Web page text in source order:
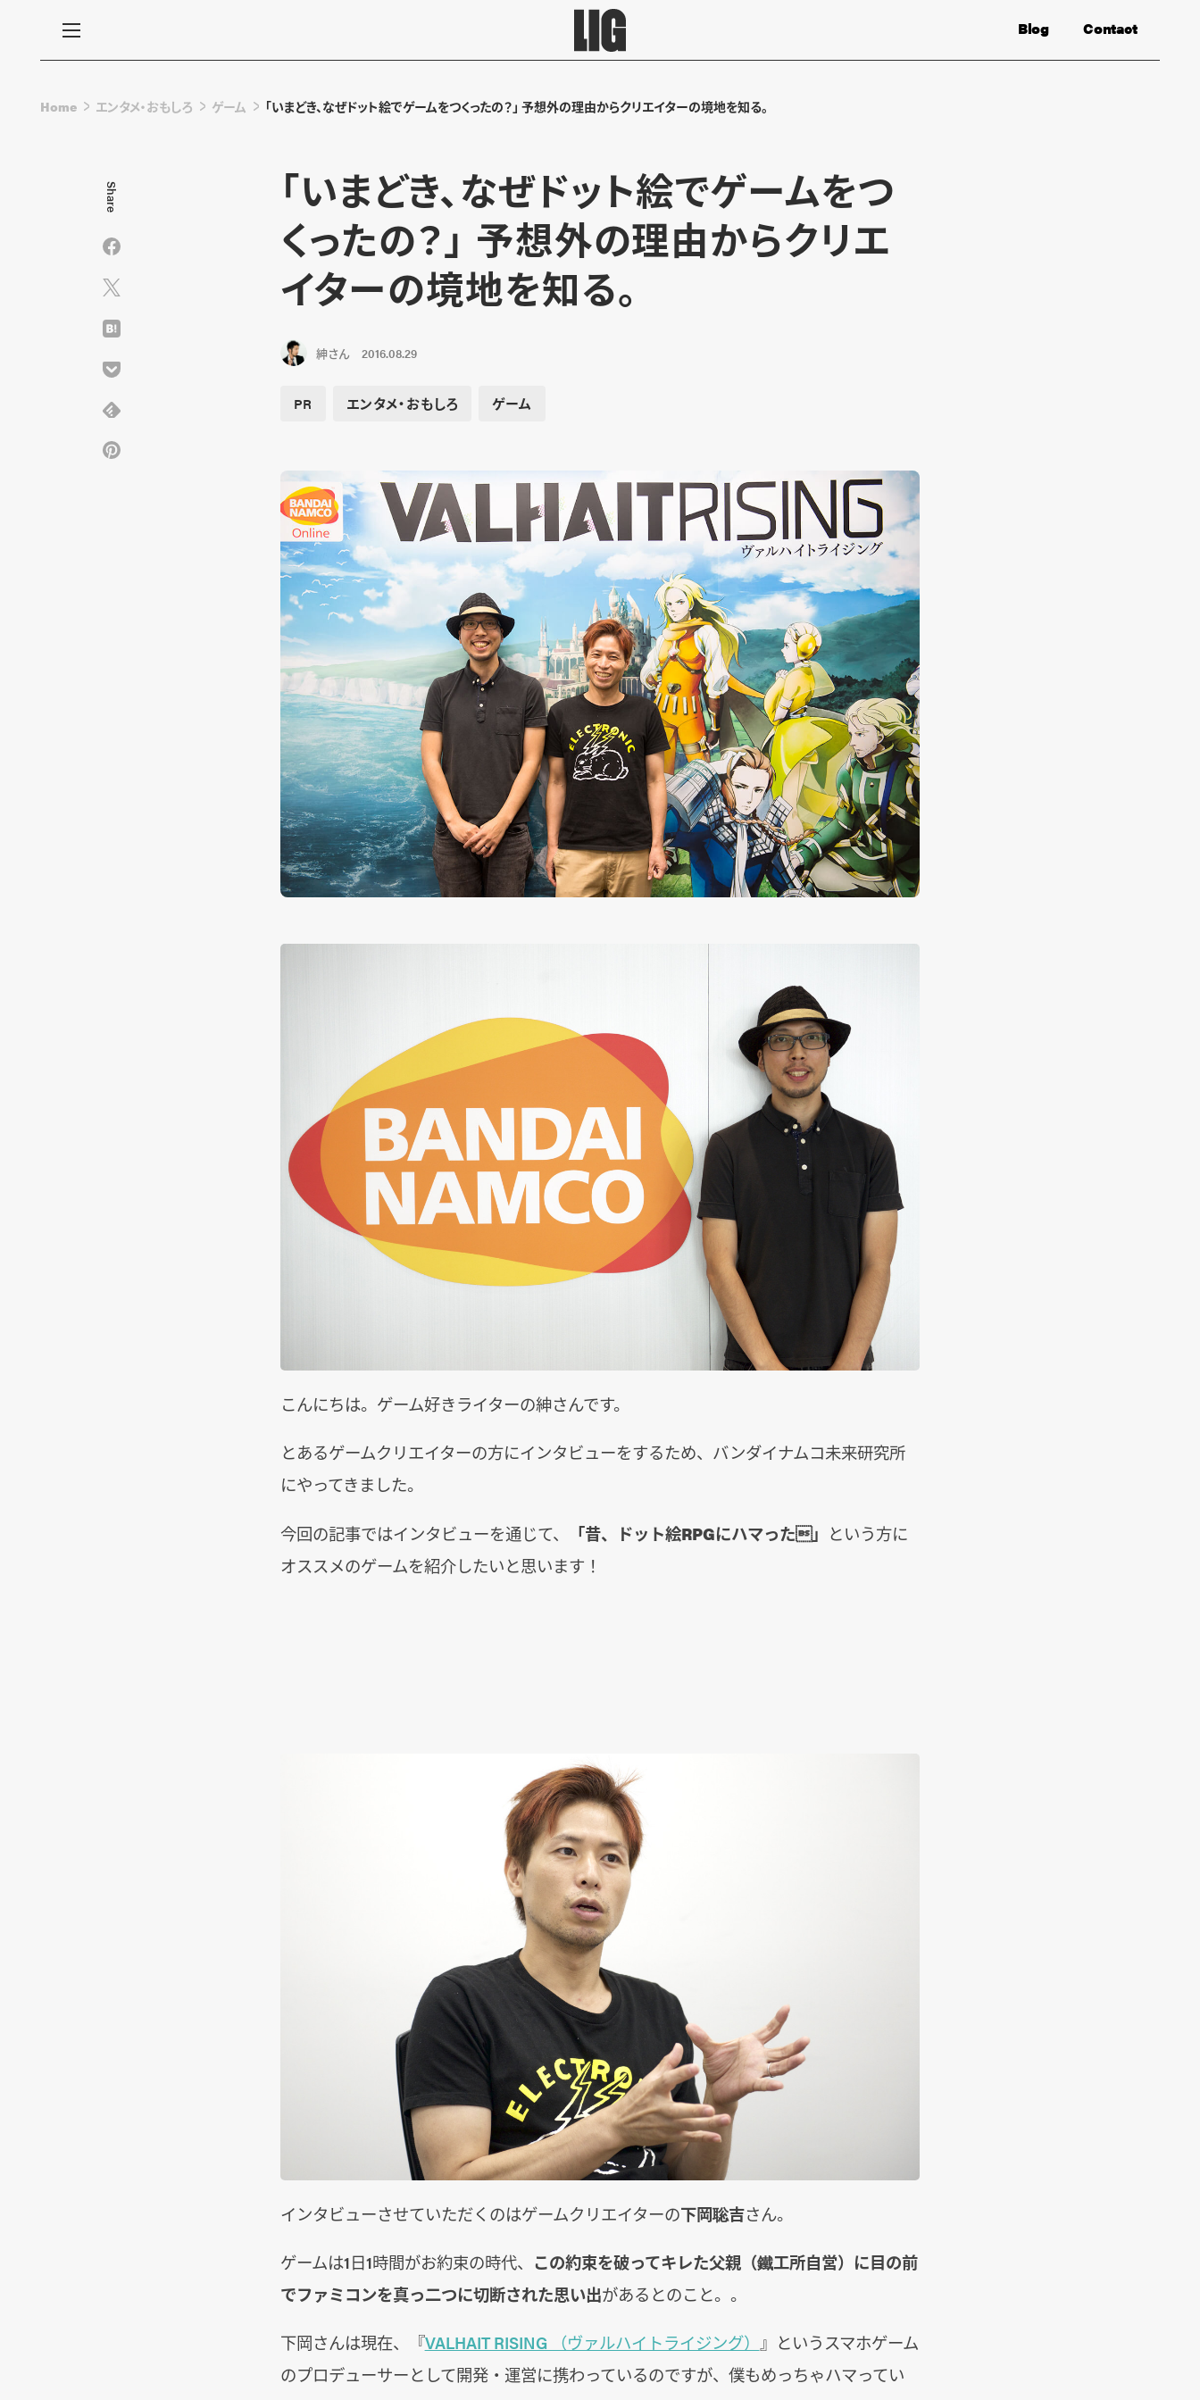
Contact
Blog
Home エンタメ・おもしろ ゲーム 「いまどき、なぜドット絵でゲームをつくったの？」 予想外の理由からクリエイターの境地を知る。
「いまどき、なぜドット絵でゲームをつ
くったの？」 予想外の理由からクリエ
イターの境地を知る。
紳さん 2016.08.29
PR エンタメ・おもしろ ゲーム
こんにちは。ゲーム好きライターの紳さんです。
とあるゲームクリエイターの方にインタビューをするため、バンダイナムコ未来研究所
にやってきました。
今回の記事ではインタビューを通じて、 「昔、ドット絵RPGにハマった」 という方に
オススメのゲームを紹介したいと思います！
インタビューさせていただくのはゲームクリエイターの下岡聡吉さん。
ゲームは1日1時間がお約束の時代、 この約束を破ってキレた父親（鐵工所自営）に目の前
でファミコンを真っ二つに切断された思い出があるとのこと。。
下岡さんは現在、『VALHAIT RISING （ヴァルハイトライジング） 』というスマホゲーム
のプロデューサーとして開発・運営に携わっているのですが、僕もめっちゃハマってい
Share